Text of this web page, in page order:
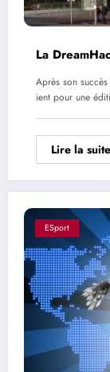
La
Après son
ient pour une
Lire la suite
ESport